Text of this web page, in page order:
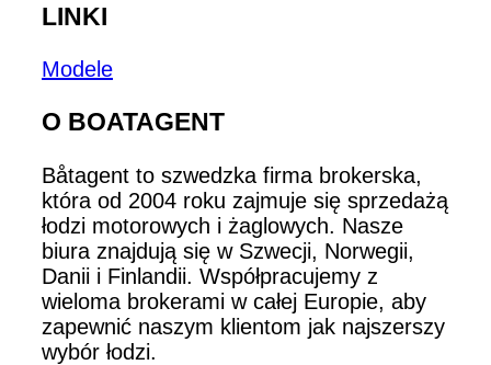
LINKI
Modele
O BOATAGENT
Båtagent to szwedzka firma brokerska,
która od 2004 roku zajmuje się sprzedażą
łodzi motorowych i żaglowych. Nasze
biura znajdują się w Szwecji, Norwegii,
Danii i Finlandii. Współpracujemy z
wieloma brokerami w całej Europie, aby
zapewnić naszym klientom jak najszerszy
wybór łodzi.